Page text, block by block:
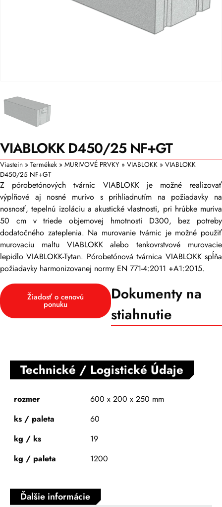
VIABLOKK D450/25 NF+GT
Viastein » Termékek » MURIVOVÉ PRVKY » VIABLOKK » VIABLOKK
D450/25 NF+GT
Z pórobetónových tvárnic VIABLOKK je možné realizovať
výplňové aj nosné murivo s prihliadnutím na požiadavky na
nosnosť, tepelnú izoláciu a akustické vlastnosti, pri hrúbke muriva
50 cm v triede objemovej hmotnosti D300, bez potreby
dodatočného zateplenia. Na murovanie tvárnic je možné použiť
murovaciu maltu VIABLOKK alebo tenkovrstvové murovacie
lepidlo VIABLOKK-Tytan. Pórobetónová tvárnica VIABLOKK spĺňa
požiadavky harmonizovanej normy EN 771-4:2011 +A1:2015.
Žiadosť o cenovú
ponuku
Dokumenty na
stiahnutie
Technické / Logistické Údaje
rozmer
600 x 200 x 250 mm
ks / paleta
60
kg / ks
19
kg / paleta
1200
Ďalšie informácie